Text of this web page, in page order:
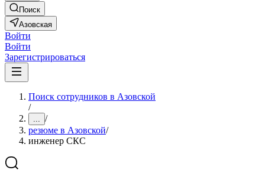
Поиск
Азовская
Войти
Войти
Зарегистрироваться
Поиск сотрудников в Азовской
/
... /
резюме в Азовской/
инженер СКС